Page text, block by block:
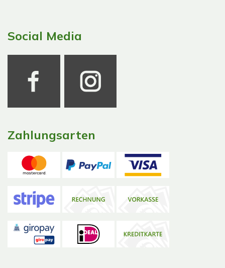
Social Media
Zahlungsarten